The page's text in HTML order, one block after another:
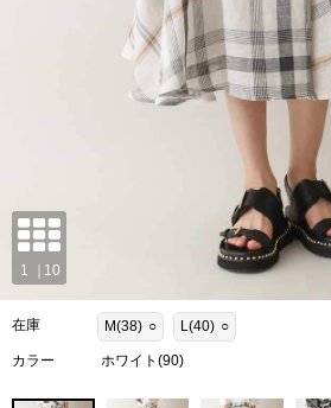
在庫 M(38) ○ L(40) ○
カラー ホワイト(90)